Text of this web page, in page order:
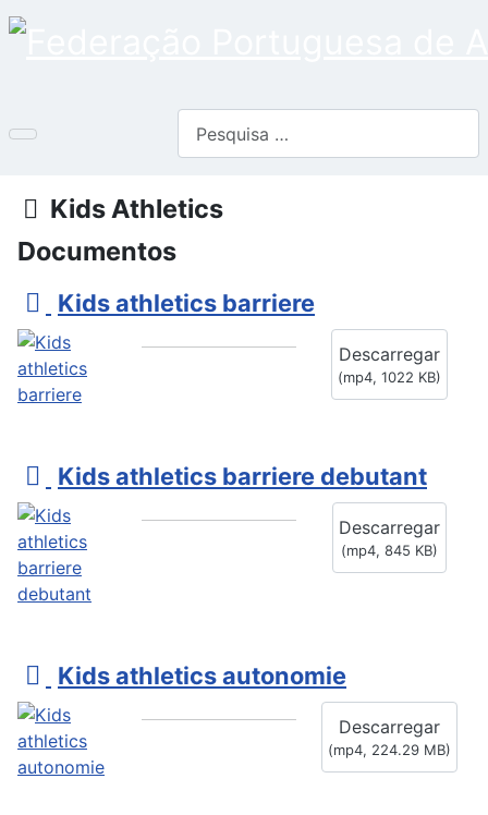
Pasta
Kids Athletics
Documentos
v
i
d
e
Kids athletics barriere
Descarregar
(mp4, 1022 KB)
v
i
d
e
o
Kids athletics barriere debutant
Descarregar
(mp4, 845 KB)
v
i
d
e
Kids athletics autonomie
Descarregar
(mp4, 224.29 MB)